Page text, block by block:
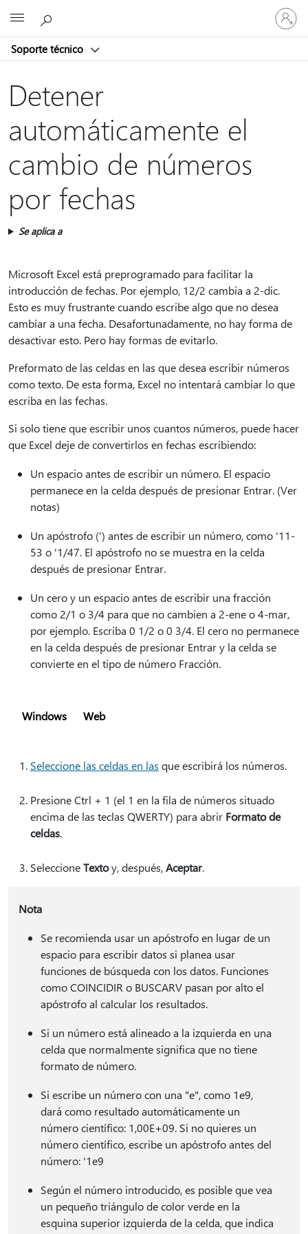
Soporte técnico
Iniciar
sesión
en
cuenta
Detener
automáticamente el
cambio de números
por fechas
Se aplica a
Microsoft Excel está preprogramado para facilitar la
introducción de fechas. Por ejemplo, 12/2 cambia a 2-dic.
Esto es muy frustrante cuando escribe algo que no desea
cambiar a una fecha. Desafortunadamente, no hay forma de
desactivar esto. Pero hay formas de evitarlo.
Preformato de las celdas en las que desea escribir números
como texto. De esta forma, Excel no intentará cambiar lo que
escriba en las fechas.
Si solo tiene que escribir unos cuantos números, puede hacer
que Excel deje de convertirlos en fechas escribiendo:
Un espacio antes de escribir un número. El espacio
permanece en la celda después de presionar Entrar. (Ver
notas)
Un apóstrofo (') antes de escribir un número, como '11-
53 o '1/47. El apóstrofo no se muestra en la celda
después de presionar Entrar.
Un cero y un espacio antes de escribir una fracción
como 2/1 o 3/4 para que no cambien a 2-ene o 4-mar,
por ejemplo. Escriba 0 1/2 o 0 3/4. El cero no permanece
en la celda después de presionar Entrar y la celda se
convierte en el tipo de número Fracción.
Windows Web
Seleccione las celdas en las que escribirá los números.
Presione Ctrl + 1 (el 1 en la fila de números situado
encima de las teclas QWERTY) para abrir Formato de
celdas.
SeleccioneTextoy, después,Aceptar.
Nota
Se recomienda usar un apóstrofo en lugar de un
espacio para escribir datos si planea usar
funciones de búsqueda con los datos. Funciones
como COINCIDIR o BUSCARV pasan por alto el
apóstrofo al calcular los resultados.
Si un número está alineado a la izquierda en una
celda que normalmente significa que no tiene
formato de número.
Si escribe un número con una "e", como 1e9,
dará como resultado automáticamente un
número científico: 1,00E+09. Si no quieres un
número científico, escribe un apóstrofo antes del
número: '1e9
Según el número introducido, es posible que vea
un pequeño triángulo de color verde en la
esquina superior izquierda de la celda, que indica